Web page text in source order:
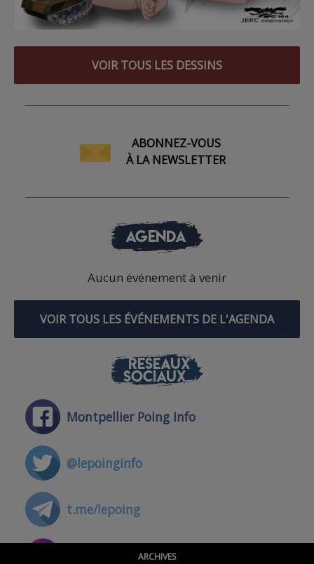
VOIR TOUS LES DESSINS
ABONNEZ-VOUS
À LA NEWSLETTER
AGENDA
Aucun événement à venir
VOIR TOUS LES ÉVÉNEMENTS DE L'AGENDA
RÉSEAUX
SOCIAUX
Montpellier Poing Info
@lepoinginfo
t.me/lepoing
@montpellierpoinginfo
ARCHIVES